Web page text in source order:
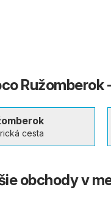
Ružomberok
cesta
obchody v